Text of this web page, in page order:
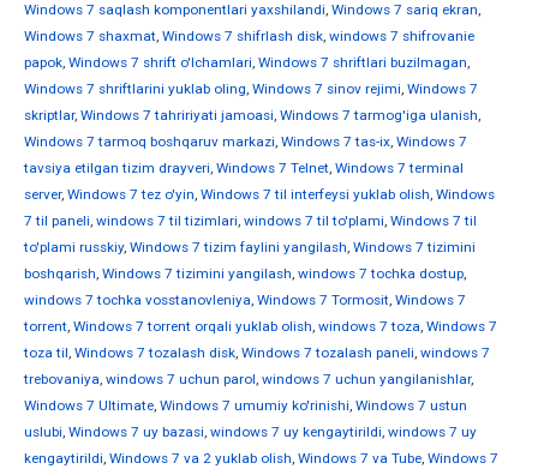
Windows 7 saqlash komponentlari yaxshilandi, Windows 7 sariq ekran,
Windows 7 shaxmat, Windows 7 shifrlash disk, windows 7 shifrovanie
papok, Windows 7 shrift o'lchamlari, Windows 7 shriftlari buzilmagan,
Windows 7 shriftlarini yuklab oling, Windows 7 sinov rejimi, Windows 7
skriptlar, Windows 7 tahririyati jamoasi, Windows 7 tarmog'iga ulanish,
Windows 7 tarmoq boshqaruv markazi, Windows 7 tas-ix, Windows 7
tavsiya etilgan tizim drayveri, Windows 7 Telnet, Windows 7 terminal
server, Windows 7 tez o'yin, Windows 7 til interfeysi yuklab olish, Windows
7 til paneli, windows 7 til tizimlari, windows 7 til to'plami, Windows 7 til
to'plami russkiy, Windows 7 tizim faylini yangilash, Windows 7 tizimini
boshqarish, Windows 7 tizimini yangilash, windows 7 tochka dostup,
windows 7 tochka vosstanovleniya, Windows 7 Tormosit, Windows 7
torrent, Windows 7 torrent orqali yuklab olish, windows 7 toza, Windows 7
toza til, Windows 7 tozalash disk, Windows 7 tozalash paneli, windows 7
trebovaniya, windows 7 uchun parol, windows 7 uchun yangilanishlar,
Windows 7 Ultimate, Windows 7 umumiy ko'rinishi, Windows 7 ustun
uslubi, Windows 7 uy bazasi, windows 7 uy kengaytirildi, windows 7 uy
kengaytirildi, Windows 7 va 2 yuklab olish, Windows 7 va Tube, Windows 7